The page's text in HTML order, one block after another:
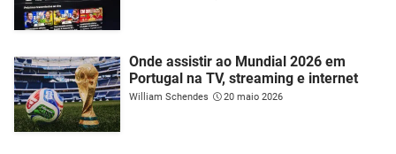
Onde assistir ao Mundial 2026 em
Portugal na TV, streaming e internet
William Schendes 20 maio 2026